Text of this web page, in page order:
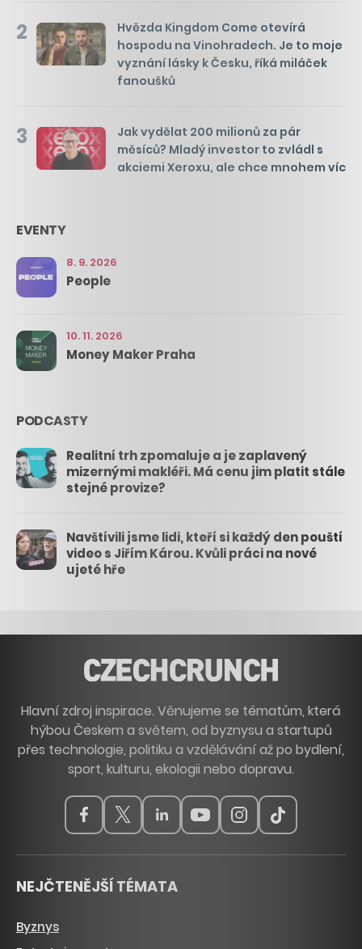
2
Hvězda Kingdom Come otevírá
hospodu na Vinohradech. Je to moje
vyznání lásky k Česku, říká miláček
fanoušků
3
Jak vydělat 200 milionů za pár
měsíců? Mladý investor to zvládl s
akciemi Xeroxu, ale chce mnohem víc
EVENTY
8. 9. 2026
People
10. 11. 2026
Money Maker Praha
PODCASTY
Realitní trh zpomaluje a je zaplavený
mizernými makléři. Má cenu jim platit stále
stejné provize?
Navštívili jsme lidi, kteří si každý den pouští
video s Jiřím Károu. Kvůli práci na nové
ujeté hře
Hlavní zdroj inspirace. Věnujeme se tématům, která
hýbou Českem a světem, od byznysu a startupů
přes technologie, politiku a vzdělávání až po bydlení,
sport, kulturu, ekologii nebo dopravu.
NEJČTENĚJŠÍ TÉMATA
Byznys